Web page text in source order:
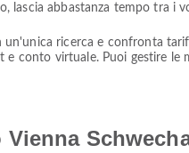
abbastanza tempo tra i
ricerca e confronta
conto virtuale. Puoi gestire